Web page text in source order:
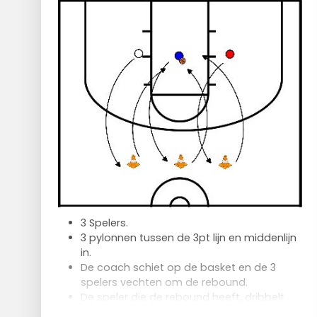
De 2 spelers die vanaf de andere baseline
gaan al passend terug naar de andere
kant en maken vanaf de pionnen een
layup, etc etc
3 Spelers.
3 pylonnen tussen de 3pt lijn en middenlijn
in.
De coach schiet op de basket en de 3
spelers vechten om de rebound.
De speler die de rebound heeft, dribbelt